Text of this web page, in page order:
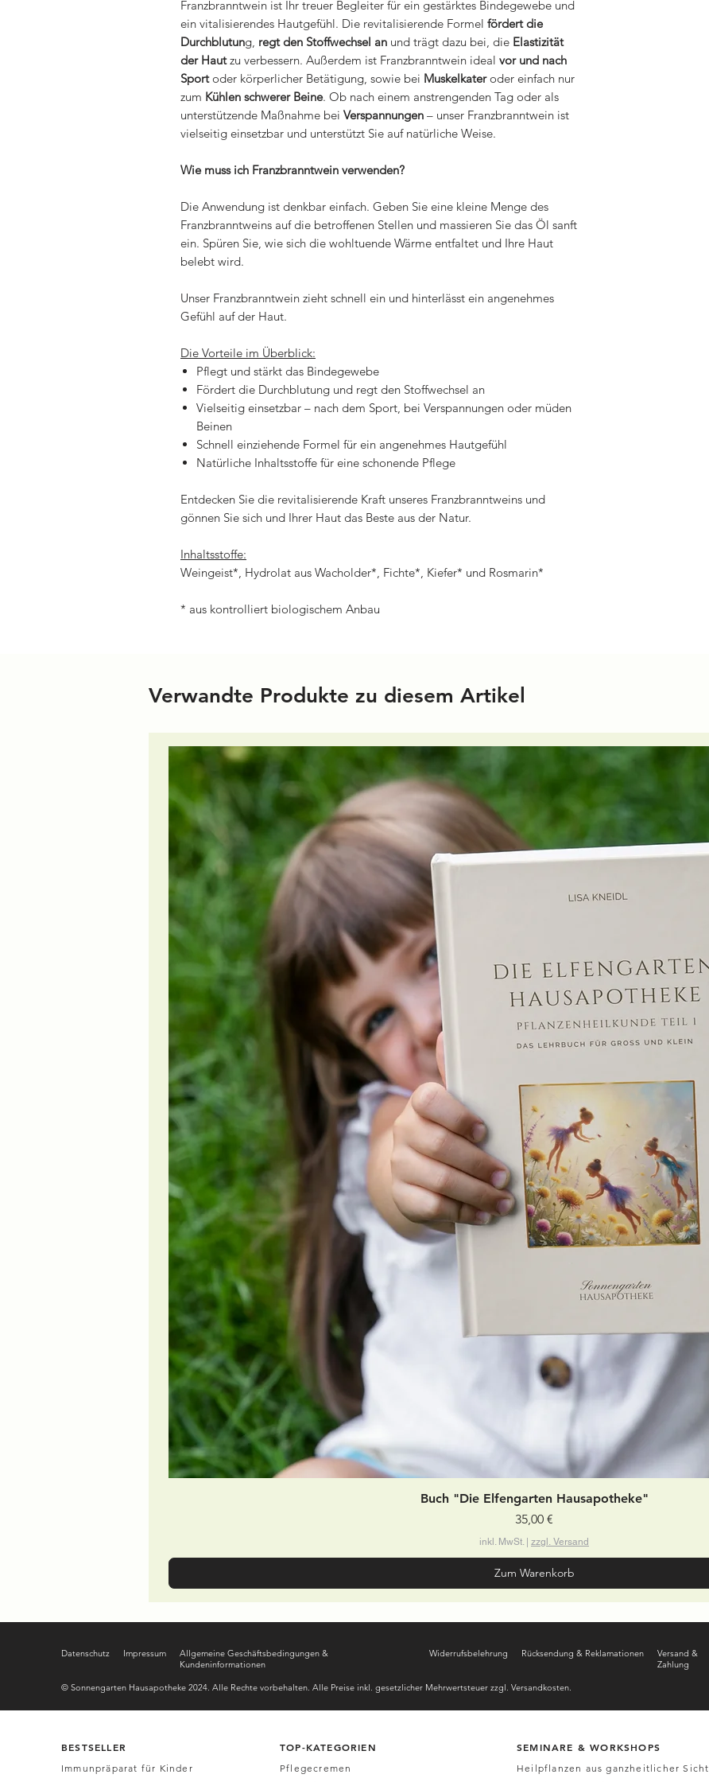
Franzbranntwein ist Ihr treuer Begleiter für ein gestärktes Bindegewebe und
ein vitalisierendes Hautgefühl. Die revitalisierende Formel fördert die
Durchblutung, regt den Stoffwechsel an und trägt dazu bei, die Elastizität
der Hautzu verbessern. Außerdem ist Franzbranntwein ideal vor und nach
Sportoder körperlicher Betätigung, sowie bei Muskelkateroder einfach nur
zum Kühlen schwerer Beine. Ob nach einem anstrengenden Tag oder als
unterstützende Maßnahme bei Verspannungen – unser Franzbranntwein ist
vielseitig einsetzbar und unterstützt Sie auf natürliche Weise.
Wie muss ich Franzbranntwein verwenden?
Die Anwendung ist denkbar einfach. Geben Sie eine kleine Menge des
Franzbranntweins auf die betroffenen Stellen und massieren Sie das Öl sanft
ein. Spüren Sie, wie sich die wohltuende Wärme entfaltet und Ihre Haut
belebt wird.
Unser Franzbranntwein zieht schnell ein und hinterlässt ein angenehmes
Gefühl auf der Haut.
Die Vorteile im Überblick:
Pflegt und stärkt das Bindegewebe
Fördert die Durchblutung und regt den Stoffwechsel an
Vielseitig einsetzbar – nach dem Sport, bei Verspannungen oder müden
Beinen
Schnell einziehende Formel für ein angenehmes Hautgefühl
Natürliche Inhaltsstoffe für eine schonende Pflege
Entdecken Sie die revitalisierende Kraft unseres Franzbranntweins und
gönnen Sie sich und Ihrer Haut das Beste aus der Natur.
Inhaltsstoffe:
Weingeist*, Hydrolat aus Wacholder*, Fichte*, Kiefer* und Rosmarin*
* aus kontrolliert biologischem Anbau
Verwandte Produkte zu diesem Artikel
Schnellansicht
Buch "Die Elfengarten Hausapotheke"
Preis
35,00 €
inkl. MwSt. | zzgl. Versand
Zum Warenkorb
Datenschutz Impressum
Allgemeine Geschäftsbedingungen &
Kundeninformationen
Widerrufsbelehrung Rücksendung & Reklamationen
Versand &
Zahlung
© Sonnengarten Hausapotheke 2024. Alle Rechte vorbehalten. Alle Preise inkl. gesetzlicher Mehrwertsteuer zzgl. Versandkosten.
BESTSELLER
Immunpräparat für Kinde r
TOP-KATEGORIEN
Pflegecremen
SEMINARE & WORKSHOPS
Heilpflanzen aus ganzheitlicher Sicht